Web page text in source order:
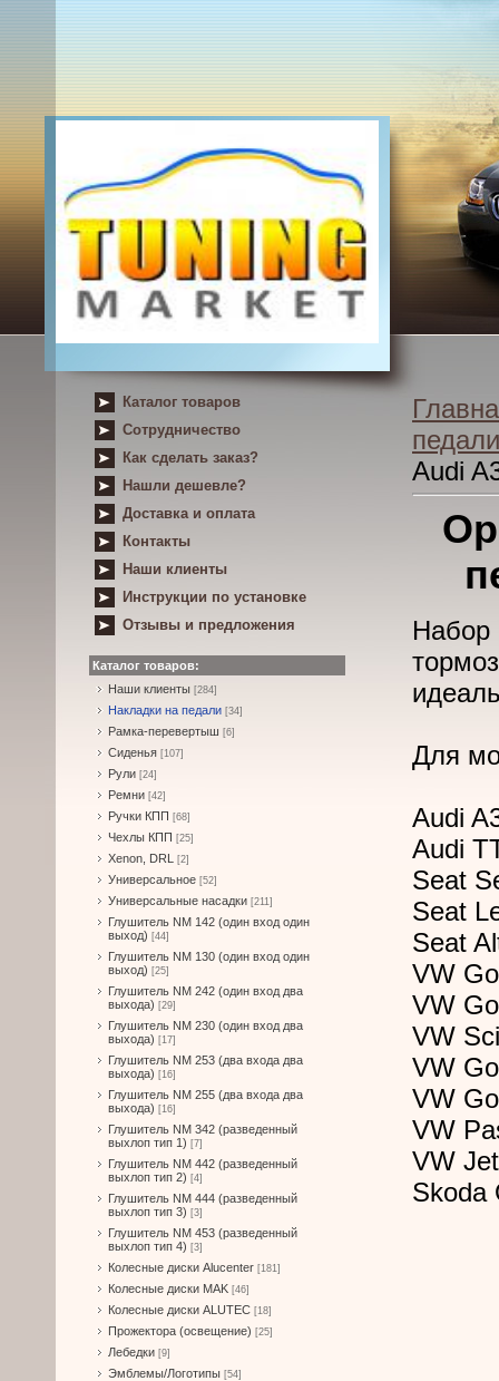
Каталог товаров
Сотрудничество
Как сделать заказ?
Нашли дешевле?
Доставка и оплата
Контакты
Наши клиенты
Инструкции по установке
Отзывы и предложения
Каталог товаров:
Наши клиенты [284]
Накладки на педали [34]
Рамка-перевертыш [6]
Сиденья [107]
Рули [24]
Ремни [42]
Ручки КПП [68]
Чехлы КПП [25]
Xenon, DRL [2]
Универсальное [52]
Универсальные насадки [211]
Глушитель NM 142 (один вход один
выход) [44]
Глушитель NM 130 (один вход один
выход) [25]
Глушитель NM 242 (один вход два
выхода) [29]
Глушитель NM 230 (один вход два
выхода) [17]
Глушитель NM 253 (два входа два
выхода) [16]
Глушитель NM 255 (два входа два
выхода) [16]
Глушитель NM 342 (разведенный
выхлоп тип 1) [7]
Глушитель NM 442 (разведенный
выхлоп тип 2) [4]
Глушитель NM 444 (разведенный
выхлоп тип 3) [3]
Глушитель NM 453 (разведенный
выхлоп тип 4) [3]
Колесные диски Alucenter [181]
Колесные диски MAK [46]
Колесные диски ALUTEC [18]
Прожектора (освещение) [25]
Лебедки [9]
Эмблемы/Логотипы [54]
педали
Audi
Для
Audi
Audi
Seat
Seat
Seat
VW
VW
VW
VW
VW
VW
VW
Skoda